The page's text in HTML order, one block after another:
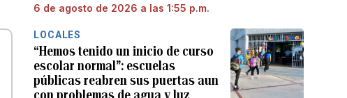
6 de agosto de 2026 a las 1:55 p.m.
LOCALES
“Hemos tenido un inicio de curso
escolar normal”: escuelas
públicas reabren sus puertas aun
con problemas de agua y luz